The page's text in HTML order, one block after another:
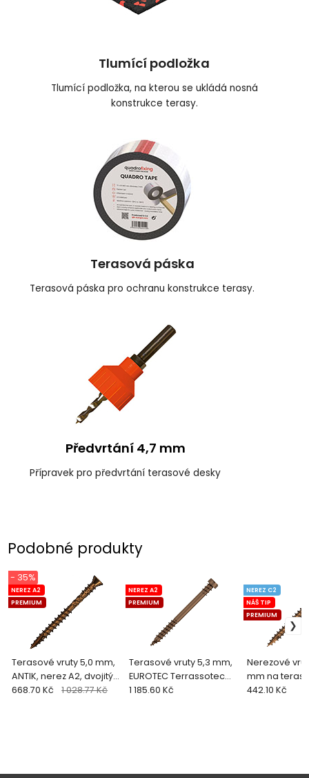
Tlumící podložka
Tlumící podložka, na kterou se ukládá nosná
konstrukce terasy.
Terasová páska
Terasová páska pro ochranu konstrukce terasy.
Předvrtání 4,7 mm
Přípravek pro předvrtání terasové desky
Podobné produkty
Terasové vruty 5,0 mm,
ANTIK, nerez A2, dvojitý
závit, voskované (200 ks
NEREZ A2
PREMIUM
- 35%
668.70 Kč 1 028.77 Kč
Terasové vruty 5,3 mm,
EUROTEC Terrassotec
AG ANTIK, nerez A2 (250
NEREZ A2
PREMIUM
1 185.60 Kč
Nerezové
mm na
QUADROFIX
NEREZ C2
NÁŠ TIP
PREMIUM
442.10 Kč